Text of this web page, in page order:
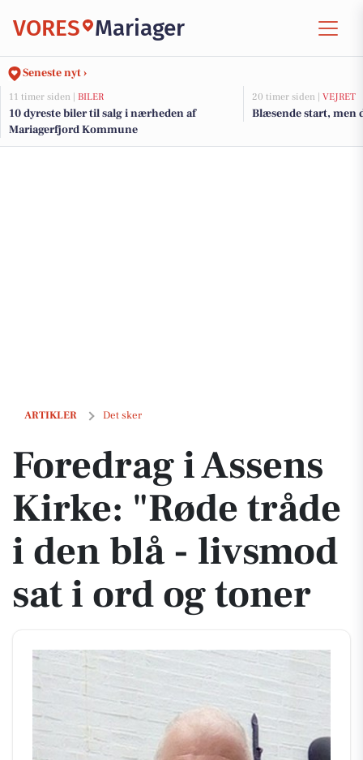
VORES Mariager
Seneste nyt ›
11 timer siden | BILER
10 dyreste biler til salg i nærheden af
Mariagerfjord Kommune
20 timer siden | VEJRET
Blæsende start, men
ARTIKLER Det sker
Foredrag i Assens Kirke: "Røde tråde i den blå - livsmod sat i ord og
Foredrag i Assens
Kirke: "Røde tråde
i den blå - livsmod
sat i ord og toner